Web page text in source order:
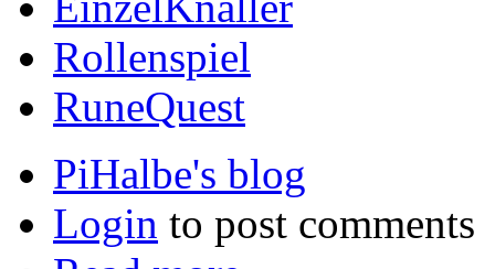
Rollenspiel
RuneQuest
PiHalbe's blog
Login to post comments